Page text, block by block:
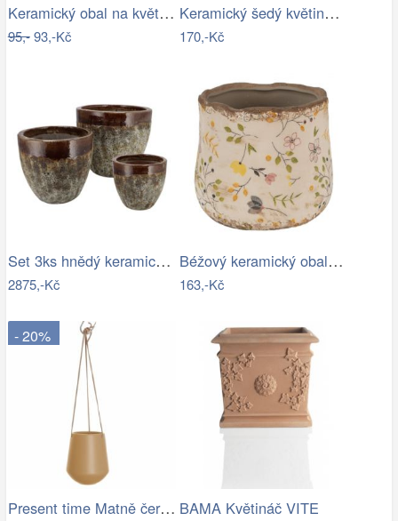
Keramický obal na květináč se zelenými…
95,-93,-Kč
Keramický šedý květináč v antickém…
170,-Kč
Set 3ks hnědý keramický květináč…
2875,-Kč
Béžový keramický obal na květináč se…
163,-Kč
- 20%
Present time Matně černý keramický… BAMA Květináč VITE